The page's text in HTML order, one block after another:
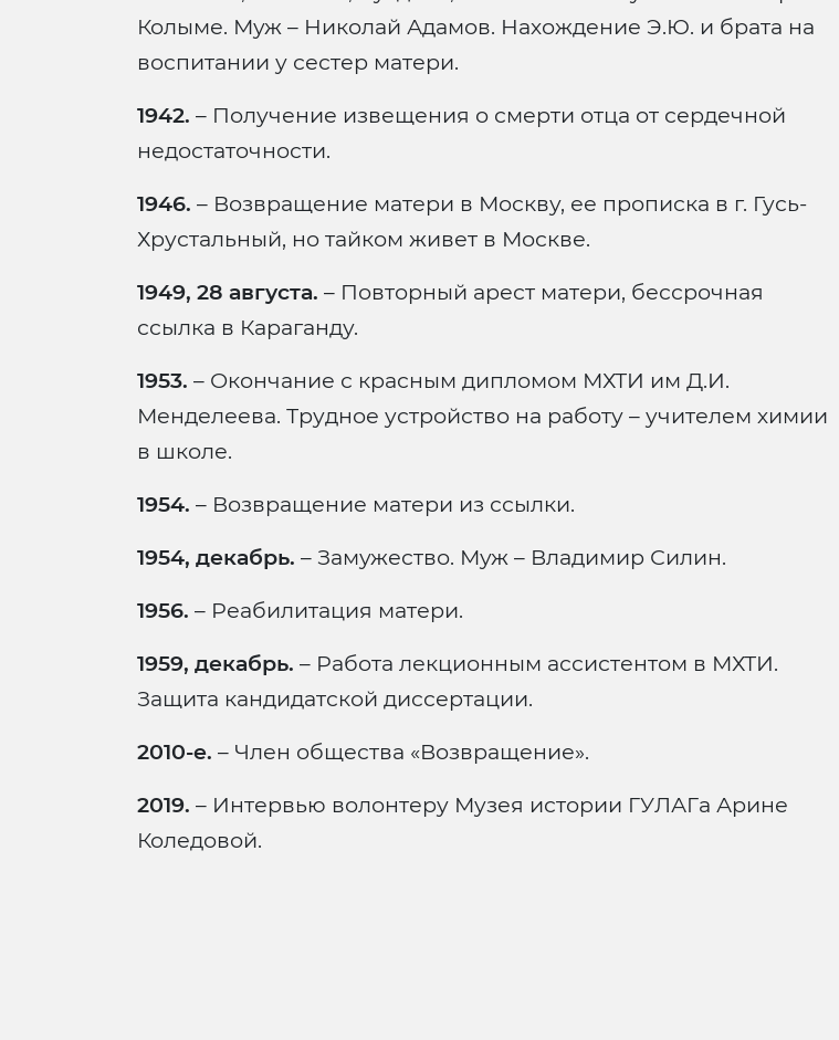
Колыме. Муж – Николай Адамов. Нахождение Э.Ю. и брата на
воспитании у сестер матери.
1942. – Получение извещения о смерти отца от сердечной
недостаточности.
1946. – Возвращение матери в Москву, ее прописка в г. Гусь-
Хрустальный, но тайком живет в Москве.
1949, 28 августа. – Повторный арест матери, бессрочная
ссылка в Караганду.
1953. – Окончание с красным дипломом МХТИ им Д.И.
Менделеева. Трудное устройство на работу – учителем химии
в школе.
1954. – Возвращение матери из ссылки.
1954, декабрь. – Замужество. Муж – Владимир Силин.
1956. – Реабилитация матери.
1959, декабрь. – Работа лекционным ассистентом в МХТИ.
Защита кандидатской диссертации.
2010-е. – Член общества «Возвращение».
2019. – Интервью волонтеру Музея истории ГУЛАГа Арине
Коледовой.